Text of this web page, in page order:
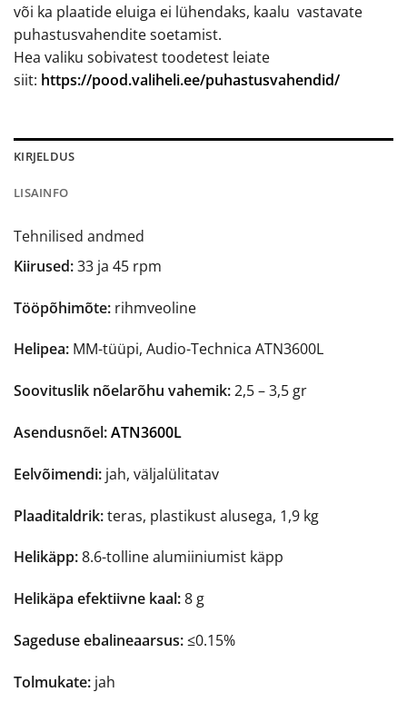
või ka plaatide eluiga ei lühendaks, kaalu vastavate
puhastusvahendite soetamist.
Hea valiku sobivatest toodetest leiate
siit: https://pood.valiheli.ee/puhastusvahendid/
KIRJELDUS
LISAINFO
Tehnilised andmed
Kiirused:33 ja 45 rpm
Tööpõhimõte: rihmveoline
Helipea: MM-tüüpi, Audio-Technica ATN3600L
Soovituslik nõelarõhu vahemik:2,5 – 3,5 gr
Asendusnõel:ATN3600L
Eelvõimendi: jah, väljalülitatav
Plaaditaldrik:teras, plastikust alusega, 1,9 kg
Helikäpp:8.6-tolline alumiiniumist käpp
Helikäpa efektiivne kaal:8 g
Sageduse ebalineaarsus:≤0.15%
Tolmukate: jah